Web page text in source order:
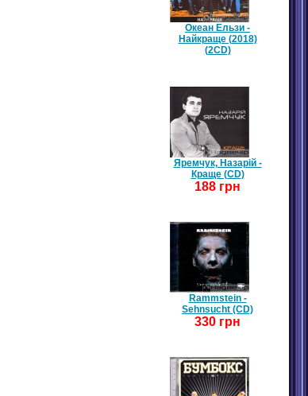
Океан Ельзи -
Найкраще (2018)
(2CD)
Яремчук, Назарій -
Краще (CD)
188 грн
Rammstein -
Sehnsucht (CD)
330 грн